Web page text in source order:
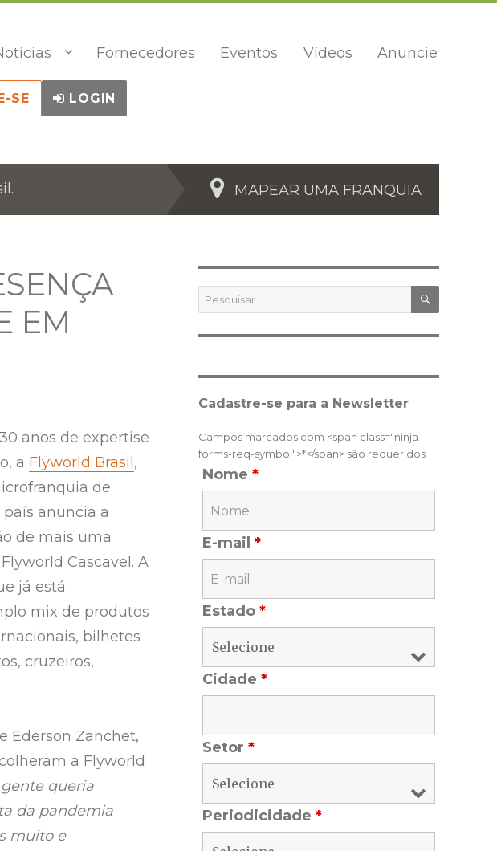
Fornecedores Eventos Vídeos Anuncie
SE LOGIN
MAPEAR UMA FRANQUIA
EM
anos de expertise
a Flyworld Brasil ,
de
anuncia a
de mais uma
Cascavel. A
já está
mix de produtos
bilhetes
cruzeiros,
Ederson Zanchet,
a Flyworld
queria
da pandemia
muito e
Pesquisar
por:
Cadastre-se para a Newsletter
Campos marcados com <span class="ninja-
forms-req-symbol">*</span> são requeridos
Nome *
E-mail *
Estado *
Cidade *
Setor *
Periodicidade *